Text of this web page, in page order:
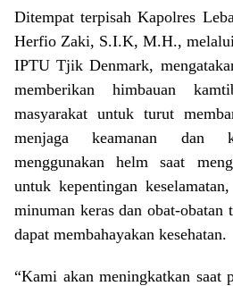
Ditempat terpisah Kapolres
Herfio Zaki, S.I.K, M.H.,
IPTU Tjik Denmark,
memberikan himbauan
masyarakat untuk turut
menjaga keamanan dan
menggunakan helm saat
untuk kepentingan
minuman keras dan obat-obatan
dapat membahayakan kesehatan.
“Kami akan meningkatkan saat